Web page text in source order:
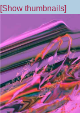
[Show thumbnails]